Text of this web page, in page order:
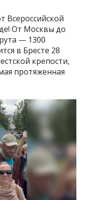
Всероссийской
От Москвы до
— 1300
в Бресте 28
крепости,
протяженная